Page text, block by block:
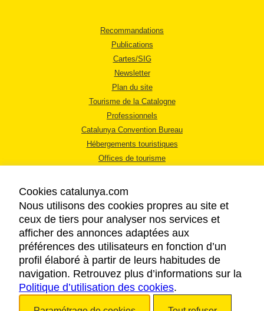
Recommandations
Publications
Cartes/SIG
Newsletter
Plan du site
Tourisme de la Catalogne
Professionnels
Catalunya Convention Bureau
Hébergements touristiques
Offices de tourisme
MENTIONS LÉGALES
RÈGLES DE CONFIDENTIALITÉ
COOKIES
ACCESSIBILITÉ
Cookies catalunya.com
Nous utilisons des cookies propres au site et
ceux de tiers pour analyser nos services et
afficher des annonces adaptées aux
préférences des utilisateurs en fonction d’un
profil élaboré à partir de leurs habitudes de
navigation. Retrouvez plus d’informations sur la
Politique d’utilisation des cookies.